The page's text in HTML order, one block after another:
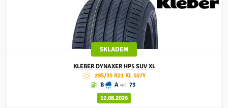
SKLADEM
KLEBERDYNAXER HP5 SUV XL
295/35 R21 XL 107Y
B
A
73
12.08.2026